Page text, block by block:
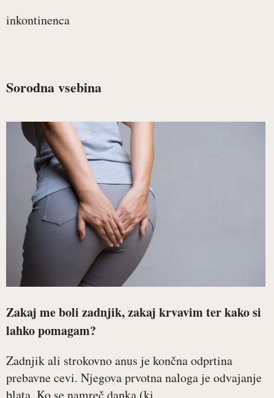
inkontinenca
Sorodna vsebina
Zakaj me boli zadnjik, zakaj krvavim ter kako si
lahko pomagam?
Zadnjik ali strokovno anus je končna odprtina
prebavne cevi. Njegova prvotna naloga je odvajanje
blata. Ko se namreč danka (ki...